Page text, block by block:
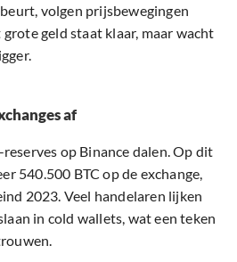
volgen prijsbewegingen
geld staat klaar, maar wacht
af
op Binance dalen. Op dit
540.500 BTC op de exchange,
2023. Veel handelaren lijken
in cold wallets, wat een teken